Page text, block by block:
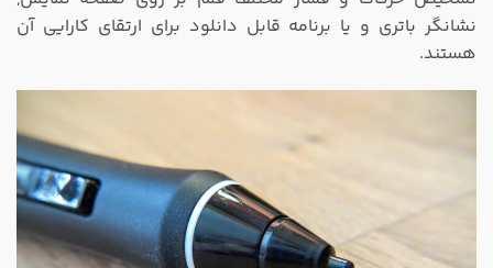
نشانگر باتری و یا برنامه قابل دانلود برای ارتقای کارایی آن
هستند.